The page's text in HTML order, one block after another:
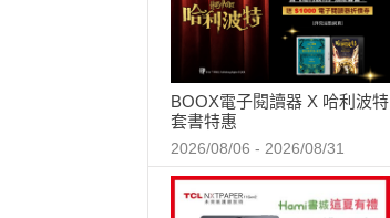
BOOX電子閱讀器 X 哈利波特
套書特惠
2026/08/06 - 2026/08/31